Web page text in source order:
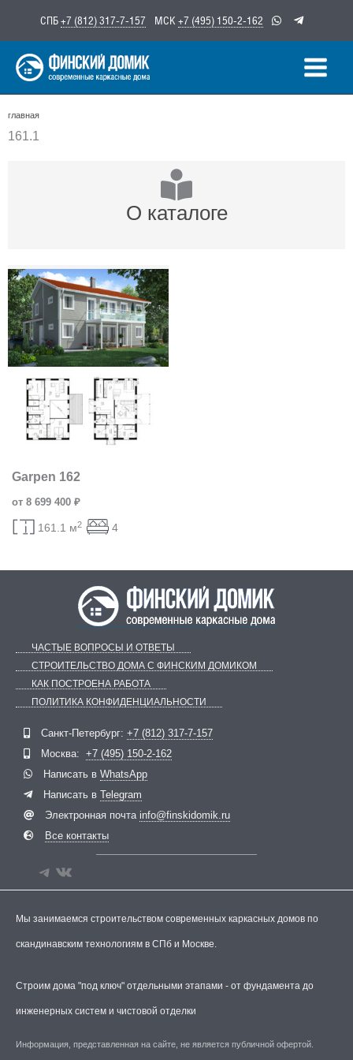
содержимому
СПБ+7 (812) 317-7-157 МСК +7 (495) 150-2-162
главная
161.1
О каталоге
Garpen 162
от 8 699 400 ₽
161.1 м2 4
ЧАСТЫЕ ВОПРОСЫ И ОТВЕТЫ
СТРОИТЕЛЬСТВО ДОМА С ФИНСКИМ ДОМИКОМ
КАК ПОСТРОЕНА РАБОТА
ПОЛИТИКА КОНФИДЕНЦИАЛЬНОСТИ
Санкт-Петербург: +7 (812) 317-7-157
Москва: +7 (495) 150-2-162
Написать в WhatsApp
Написать в Telegram
Электронная почта info@finskidomik.ru
Все контакты
Мы занимаемся строительством современных каркасных домов по
скандинавским технологиям в СПб и Москве.
Строим дома "под ключ" отдельными этапами - от фундамента до
инженерных систем и чистовой отделки
Информация, представленная на сайте, не является публичной офертой.